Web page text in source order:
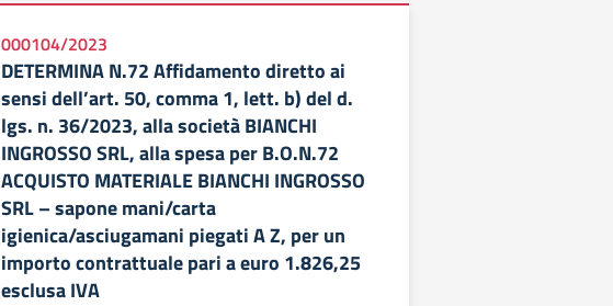
000104/2023
DETERMINA N.72 Affidamento diretto ai
sensi dell’art. 50, comma 1, lett. b) del d.
lgs. n. 36/2023, alla società BIANCHI
INGROSSO SRL, alla spesa per B.O.N.72
ACQUISTO MATERIALE BIANCHI INGROSSO
SRL – sapone mani/carta
igienica/asciugamani piegati A Z, per un
importo contrattuale pari a euro 1.826,25
esclusa IVA